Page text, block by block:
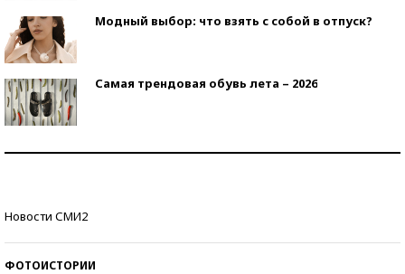
Модный выбор: что взять с собой в отпуск?
Самая трендовая обувь лета – 2026
Новости СМИ2
ФОТОИСТОРИИ